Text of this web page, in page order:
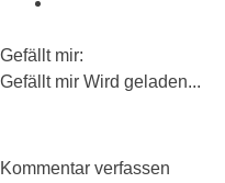
Gefällt mir:
Gefällt mir Wird geladen...
Kommentar verfassen